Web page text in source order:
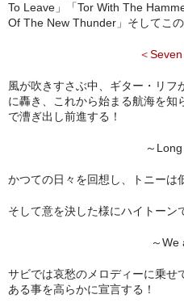
To Leave」「Tor With The
Of The New Thunder」そしてこ
＜
風が吹きすさぶ中、ギター・リフ
に轟き、これから始まる航海を知
で漕ぎ出し前進する！
～
かつての日々を回想し、トニーは
そして意を決した様にハイトーン
～We
サビでは哀愁のメロディーに乗せ
ある事を高らかに宣言する！